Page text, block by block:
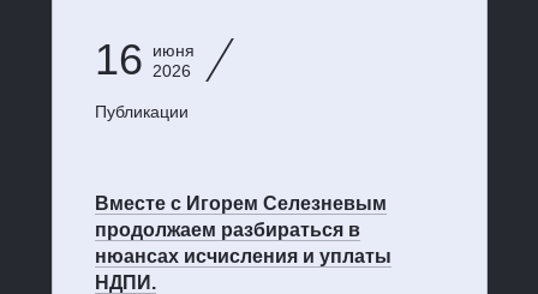
16
июня
2026
Публикации
Вместе с Игорем Селезневым
продолжаем разбираться в
нюансах исчисления и уплаты
НДПИ.